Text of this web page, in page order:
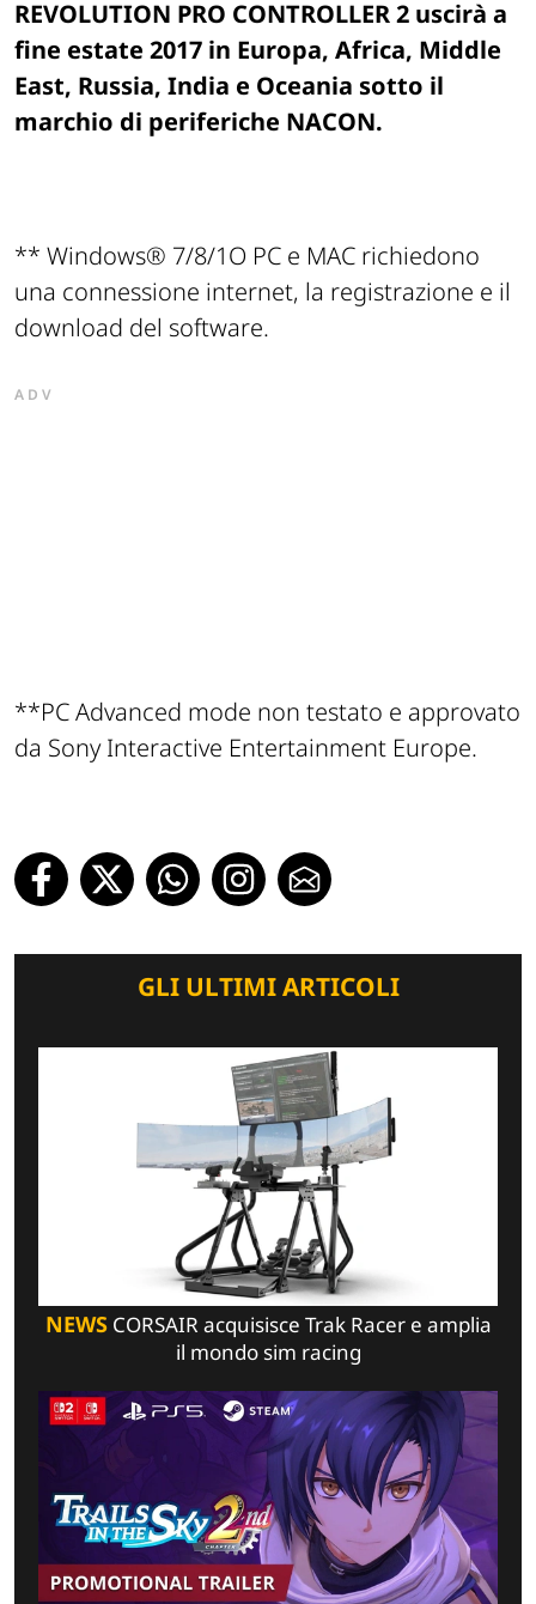
REVOLUTION PRO CONTROLLER 2 uscirà a
fine estate 2017 in Europa, Africa, Middle
East, Russia, India e Oceania sotto il
marchio di periferiche NACON.
** Windows® 7/8/1O PC e MAC richiedono
una connessione internet, la registrazione e il
download del software.
ADV
**PC Advanced mode non testato e approvato
da Sony Interactive Entertainment Europe.
GLI ULTIMI ARTICOLI
NEWSCORSAIR acquisisce Trak Racer e amplia
il mondo sim racing